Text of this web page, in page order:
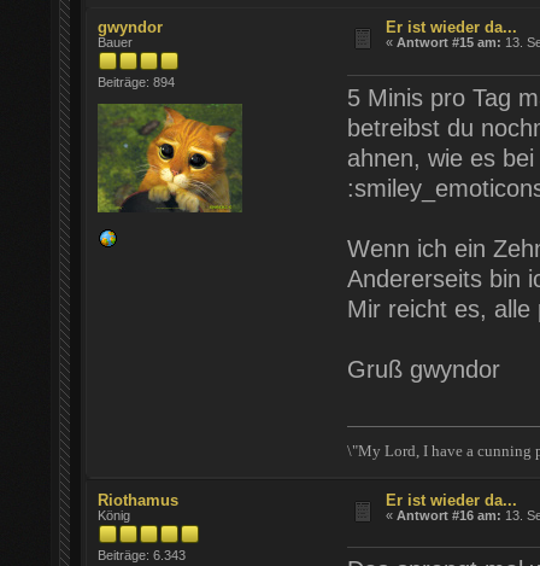
gwyndor
Bauer
Beiträge: 894
Er ist wieder da...
«Antwort #15 am: 13.
5 Minis pro Tag
betreibst du
ahnen, wie es
Wenn ich ein
Andererseits bin
Mir reicht es,
Gruß gwyndor
\"My Lord, I have a cunning
Riothamus
König
Beiträge: 6.343
Er ist wieder da...
«Antwort #16 am: 13.